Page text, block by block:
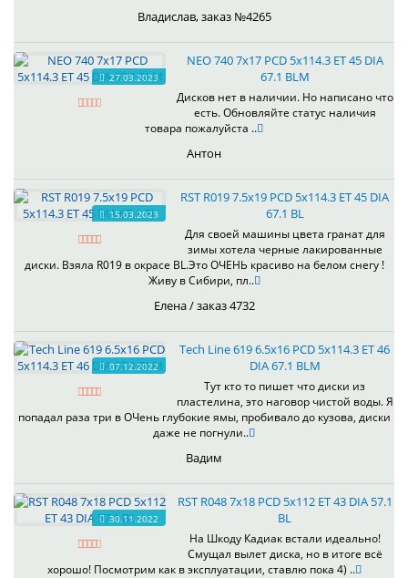
Владислав, заказ №4265
27.03.2023
NEO 740 7x17 PCD 5x114.3 ET 45 DIA
67.1 BLM
Дисков нет в наличии. Но написано что
есть. Обновляйте статус наличия
товара пожалуйста ..
Антон
15.03.2023
RST R019 7.5x19 PCD 5x114.3 ET 45 DIA
67.1 BL
Для своей машины цвета гранат для
зимы хотела черные лакированные
диски. Взяла R019 в окрасе BL.Это ОЧЕНЬ красиво на белом снегу !
Живу в Сибири, пл..
Елена / заказ 4732
07.12.2022
Tech Line 619 6.5x16 PCD 5x114.3 ET 46
DIA 67.1 BLM
Тут кто то пишет что диски из
пластелина, это наговор чистой воды. Я
попадал раза три в ОЧень глубокие ямы, пробивало до кузова, диски
даже не погнули..
Вадим
30.11.2022
RST R048 7x18 PCD 5x112 ET 43 DIA 57.1
BL
На Шкоду Кадиак встали идеально!
Смущал вылет диска, но в итоге всё
хорошо! Посмотрим как в эксплуатации, ставлю пока 4) ..